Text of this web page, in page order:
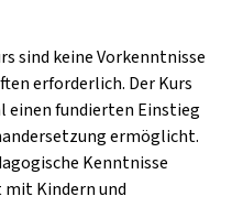
sind keine Vorkenntnisse
erforderlich. Der Kurs
einen fundierten Einstieg
ermöglicht.
Kenntnisse
mit Kindern und